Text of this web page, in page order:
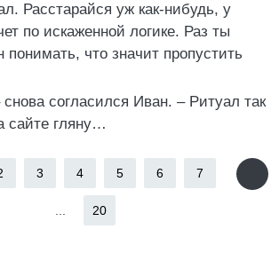
Расстарайся уж как-нибудь, у
по искаженной логике. Раз ты
понимать, что значит пропустить
согласился Иван. – Ритуал так
сайте гляну…
3 4 5 6 7
20